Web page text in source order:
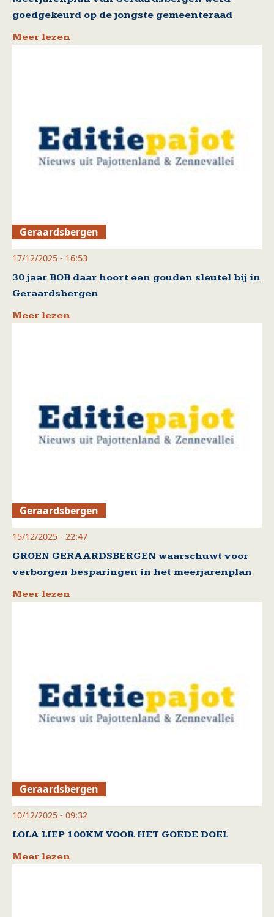
goedgekeurd op de jongste gemeenteraad
Meer lezen
Geraardsbergen
17/12/2025 - 16:53
30 jaar BOB daar hoort een gouden sleutel bij in
Geraardsbergen
Meer lezen
Geraardsbergen
15/12/2025 - 22:47
GROEN GERAARDSBERGEN waarschuwt voor
verborgen besparingen in het meerjarenplan
Meer lezen
Geraardsbergen
10/12/2025 - 09:32
LOLA LIEP 100KM VOOR HET GOEDE DOEL
Meer lezen